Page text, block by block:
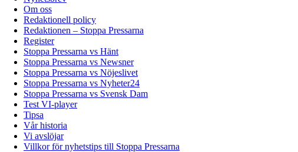
Om oss
Redaktionell policy
Redaktionen – Stoppa Pressarna
Register
Stoppa Pressarna vs Hänt
Stoppa Pressarna vs Newsner
Stoppa Pressarna vs Nöjeslivet
Stoppa Pressarna vs Nyheter24
Stoppa Pressarna vs Svensk Dam
Test VI-player
Tipsa
Vår historia
Vi avslöjar
Villkor för nyhetstips till Stoppa Pressarna